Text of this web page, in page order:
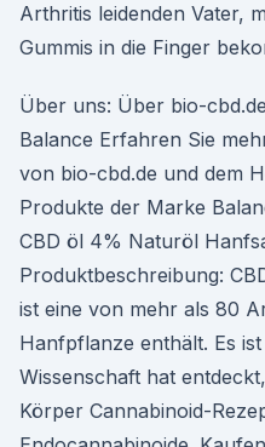
Arthritis leidenden Vater,
Gummis in die Finger
Über uns: Über bio-
Balance Erfahren Sie
von bio-cbd.de und dem
Produkte der Marke
CBD öl 4% Naturöl
Produktbeschreibung:
ist eine von mehr als 80
Hanfpflanze enthält. Es
Wissenschaft hat
Körper Cannabinoid-